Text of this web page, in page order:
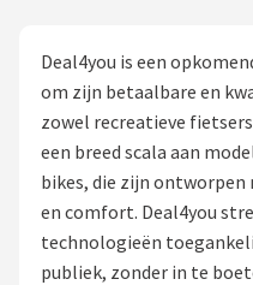
Fietsroutes
Kinderfietsen
Stadsfietsen
Elektrische fietsen
Deal4you is een
om zijn betaalbare en
zowel recreatieve
een breed scala aan
bikes, die zijn
en comfort. Deal4you
technologieën
publiek, zonder in te